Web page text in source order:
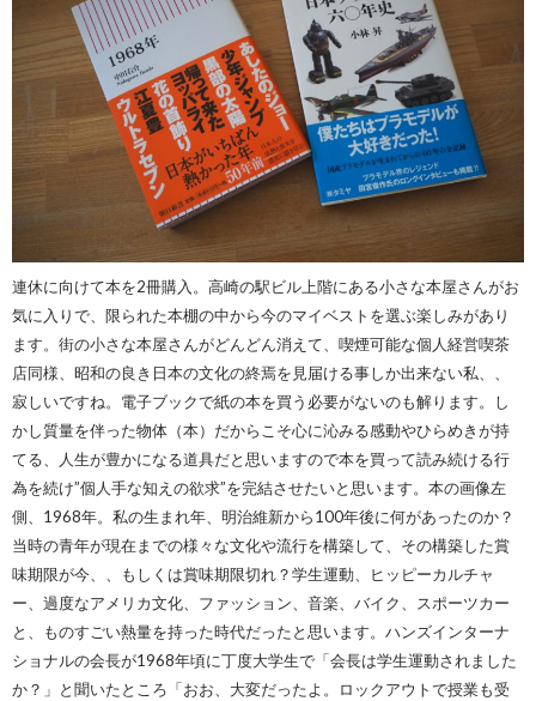
連休に向けて本を2冊購入。高崎の駅ビル上階にある小さな本屋さんがお
気に入りで、限られた本棚の中から今のマイベストを選ぶ楽しみがあり
ます。街の小さな本屋さんがどんどん消えて、喫煙可能な個人経営喫茶
店同様、昭和の良き日本の文化の終焉を見届ける事しか出来ない私、、
寂しいですね。電子ブックで紙の本を買う必要がないのも解ります。し
かし質量を伴った物体（本）だからこそ心に沁みる感動やひらめきが持
てる、人生が豊かになる道具だと思いますので本を買って読み続ける行
為を続け”個人手な知えの欲求”を完結させたいと思います。本の画像左
側、1968年。私の生まれ年、明治維新から100年後に何があったのか？
当時の青年が現在までの様々な文化や流行を構築して、その構築した賞
味期限が今、、もしくは賞味期限切れ？学生運動、ヒッピーカルチャ
ー、過度なアメリカ文化、ファッション、音楽、バイク、スポーツカー
と、ものすごい熱量を持った時代だったと思います。ハンズインターナ
ショナルの会長が1968年頃に丁度大学生で「会長は学生運動されました
か？」と聞いたところ「おお、大変だったよ。ロックアウトで授業も受